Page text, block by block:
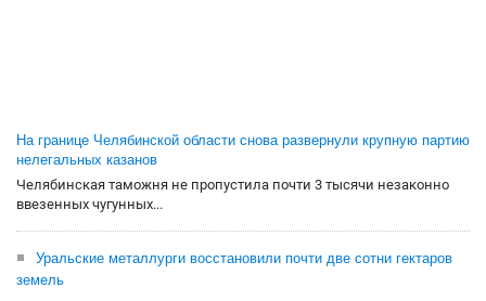
На границе Челябинской области снова развернули крупную партию
нелегальных казанов
Челябинская таможня не пропустила почти 3 тысячи незаконно
ввезенных чугунных...
Уральские металлурги восстановили почти две сотни гектаров
земель